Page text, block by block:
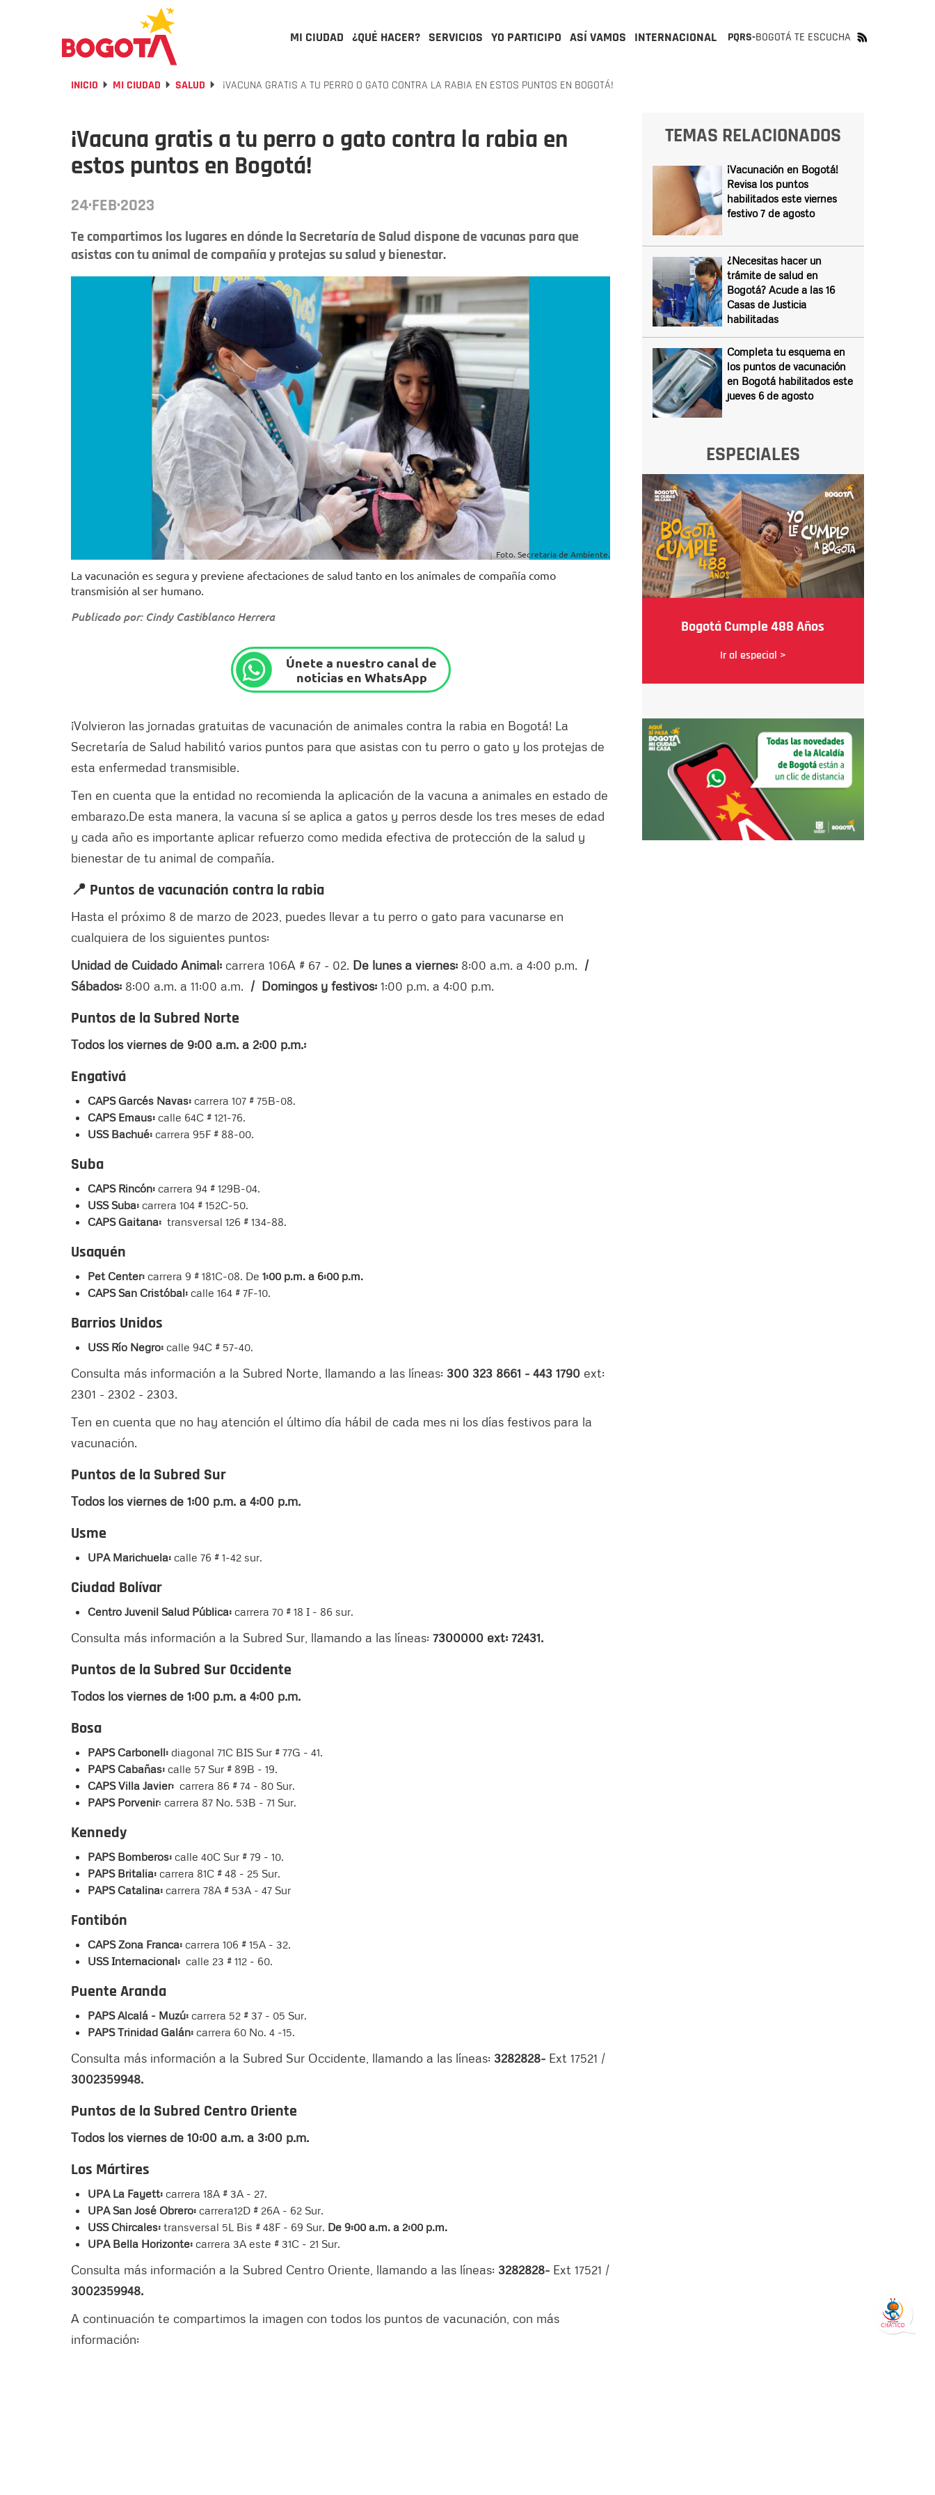
MI CIUDAD ¿QUÉ HACER? SERVICIOS YO PARTICIPO ASÍ VAMOS INTERNACIONAL PQRS-BOGOTÁ TE ESCUCHA
INICIO MI CIUDAD SALUD ¡VACUNA GRATIS A TU PERRO O GATO CONTRA LA RABIA EN ESTOS PUNTOS EN BOGOTÁ!
¡Vacuna gratis a tu perro o gato contra la rabia en
estos puntos en Bogotá!
24·FEB·2023
Te compartimos los lugares en dónde la Secretaría de Salud dispone de vacunas para que
asistas con tu animal de compañía y protejas su salud y bienestar.
Foto. Secretaría de Ambiente.
La vacunación es segura y previene afectaciones de salud tanto en los animales de compañía como
transmisión al ser humano.
Publicado por: Cindy Castiblanco Herrera
Únete a nuestro canal de
noticias en WhatsApp
¡Volvieron las jornadas gratuitas de vacunación de animales contra la rabia en Bogotá! La
Secretaría de Salud habilitó varios puntos para que asistas con tu perro o gato y los protejas de
esta enfermedad transmisible.
Ten en cuenta que la entidad no recomienda la aplicación de la vacuna a animales en estado de
embarazo.De esta manera, la vacuna sí se aplica a gatos y perros desde los tres meses de edad
y cada año es importante aplicar refuerzo como medida efectiva de protección de la salud y
bienestar de tu animal de compañía.
📍 Puntos de vacunación contra la rabia
Hasta el próximo 8 de marzo de 2023, puedes llevar a tu perro o gato para vacunarse en
cualquiera de los siguientes puntos:
Unidad de Cuidado Animal: carrera 106A # 67 - 02. De lunes a viernes: 8:00 a.m. a 4:00 p.m. /
Sábados: 8:00 a.m. a 11:00 a.m. / Domingos y festivos: 1:00 p.m. a 4:00 p.m.
Puntos de la Subred Norte
Todos los viernes de 9:00 a.m. a 2:00 p.m.:
Engativá
CAPS Garcés Navas: carrera 107 # 75B-08.
CAPS Emaus: calle 64C # 121-76.
USS Bachué: carrera 95F # 88-00.
Suba
CAPS Rincón: carrera 94 # 129B-04.
USS Suba: carrera 104 # 152C-50.
CAPS Gaitana: transversal 126 # 134-88.
Usaquén
Pet Center: carrera 9 # 181C-08. De 1:00 p.m. a 6:00 p.m.
CAPS San Cristóbal: calle 164 # 7F-10.
Barrios Unidos
USS Río Negro: calle 94C # 57-40.
Consulta más información a la Subred Norte, llamando a las líneas: 300 323 8661 - 443 1790 ext:
2301 - 2302 - 2303.
Ten en cuenta que no hay atención el último día hábil de cada mes ni los días festivos para la
vacunación.
Puntos de la Subred Sur
Todos los viernes de 1:00 p.m. a 4:00 p.m.
Usme
UPA Marichuela: calle 76 # 1-42 sur.
Ciudad Bolívar
Centro Juvenil Salud Pública: carrera 70 # 18 I - 86 sur.
Consulta más información a la Subred Sur, llamando a las líneas: 7300000 ext: 72431.
Puntos de la Subred Sur Occidente
Todos los viernes de 1:00 p.m. a 4:00 p.m.
Bosa
PAPS Carbonell: diagonal 71C BIS Sur # 77G - 41.
PAPS Cabañas: calle 57 Sur # 89B - 19.
CAPS Villa Javier: carrera 86 # 74 - 80 Sur.
PAPS Porvenir: carrera 87 No. 53B - 71 Sur.
Kennedy
PAPS Bomberos: calle 40C Sur # 79 - 10.
PAPS Britalia: carrera 81C # 48 - 25 Sur.
PAPS Catalina: carrera 78A # 53A - 47 Sur
Fontibón
CAPS Zona Franca: carrera 106 # 15A - 32.
USS Internacional: calle 23 # 112 - 60.
Puente Aranda
PAPS Alcalá - Muzú: carrera 52 # 37 - 05 Sur.
PAPS Trinidad Galán: carrera 60 No. 4 -15.
Consulta más información a la Subred Sur Occidente, llamando a las líneas: 3282828- Ext 17521 /
3002359948.
Puntos de la Subred Centro Oriente
Todos los viernes de 10:00 a.m. a 3:00 p.m.
Los Mártires
UPA La Fayett: carrera 18A # 3A - 27.
UPA San José Obrero: carrera12D # 26A - 62 Sur.
USS Chircales: transversal 5L Bis # 48F - 69 Sur. De 9:00 a.m. a 2:00 p.m.
UPA Bella Horizonte: carrera 3A este # 31C - 21 Sur.
Consulta más información a la Subred Centro Oriente, llamando a las líneas: 3282828- Ext 17521 /
3002359948.
A continuación te compartimos la imagen con todos los puntos de vacunación, con más
información:
TEMAS RELACIONADOS
¡Vacunación en Bogotá!
Revisa los puntos
habilitados este viernes
festivo 7 de agosto
¿Necesitas hacer un
trámite de salud en
Bogotá? Acude a las 16
Casas de Justicia
habilitadas
Completa tu esquema en
los puntos de vacunación
en Bogotá habilitados este
jueves 6 de agosto
ESPECIALES
Bogotá Cumple 488 Años
Ir al especial >